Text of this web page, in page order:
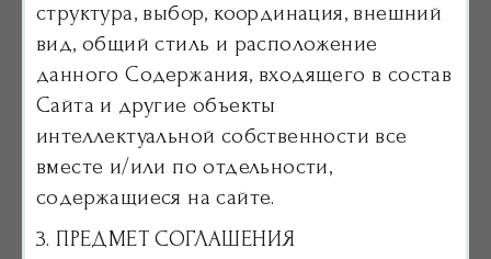
структура, выбор, координация, внешний
вид, общий стиль и расположение
данного Содержания, входящего в состав
Сайта и другие объекты
интеллектуальной собственности все
вместе и/или по отдельности,
содержащиеся на сайте.
3. ПРЕДМЕТ СОГЛАШЕНИЯ